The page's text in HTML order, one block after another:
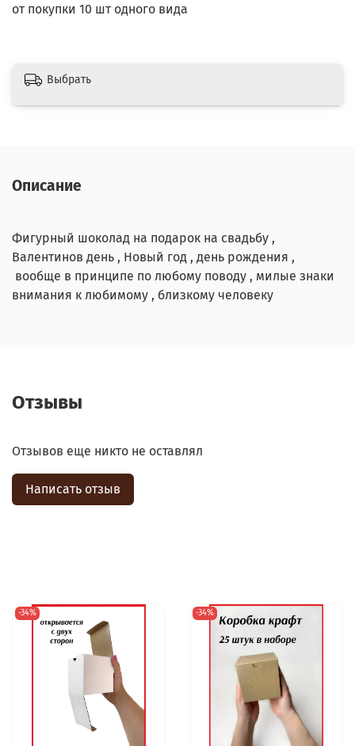
от покупки 10 шт одного вида
Выбрать
Описание
Фигурный шоколад на подарок на свадьбу ,
Валентинов день , Новый год , день рождения ,
вообще в принципе по любому поводу , милые знаки
внимания к любимому , близкому человеку
Отзывы
Отзывов еще никто не оставлял
Написать отзыв
-34% -34%